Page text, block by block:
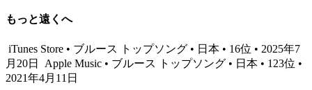
もっと遠くへ
iTunes Store • ブルース トップソング • 日本 • 16位 • 2025年7
月20日
Apple Music • ブルース トップソング • 日本 • 123位 •
2021年4月11日